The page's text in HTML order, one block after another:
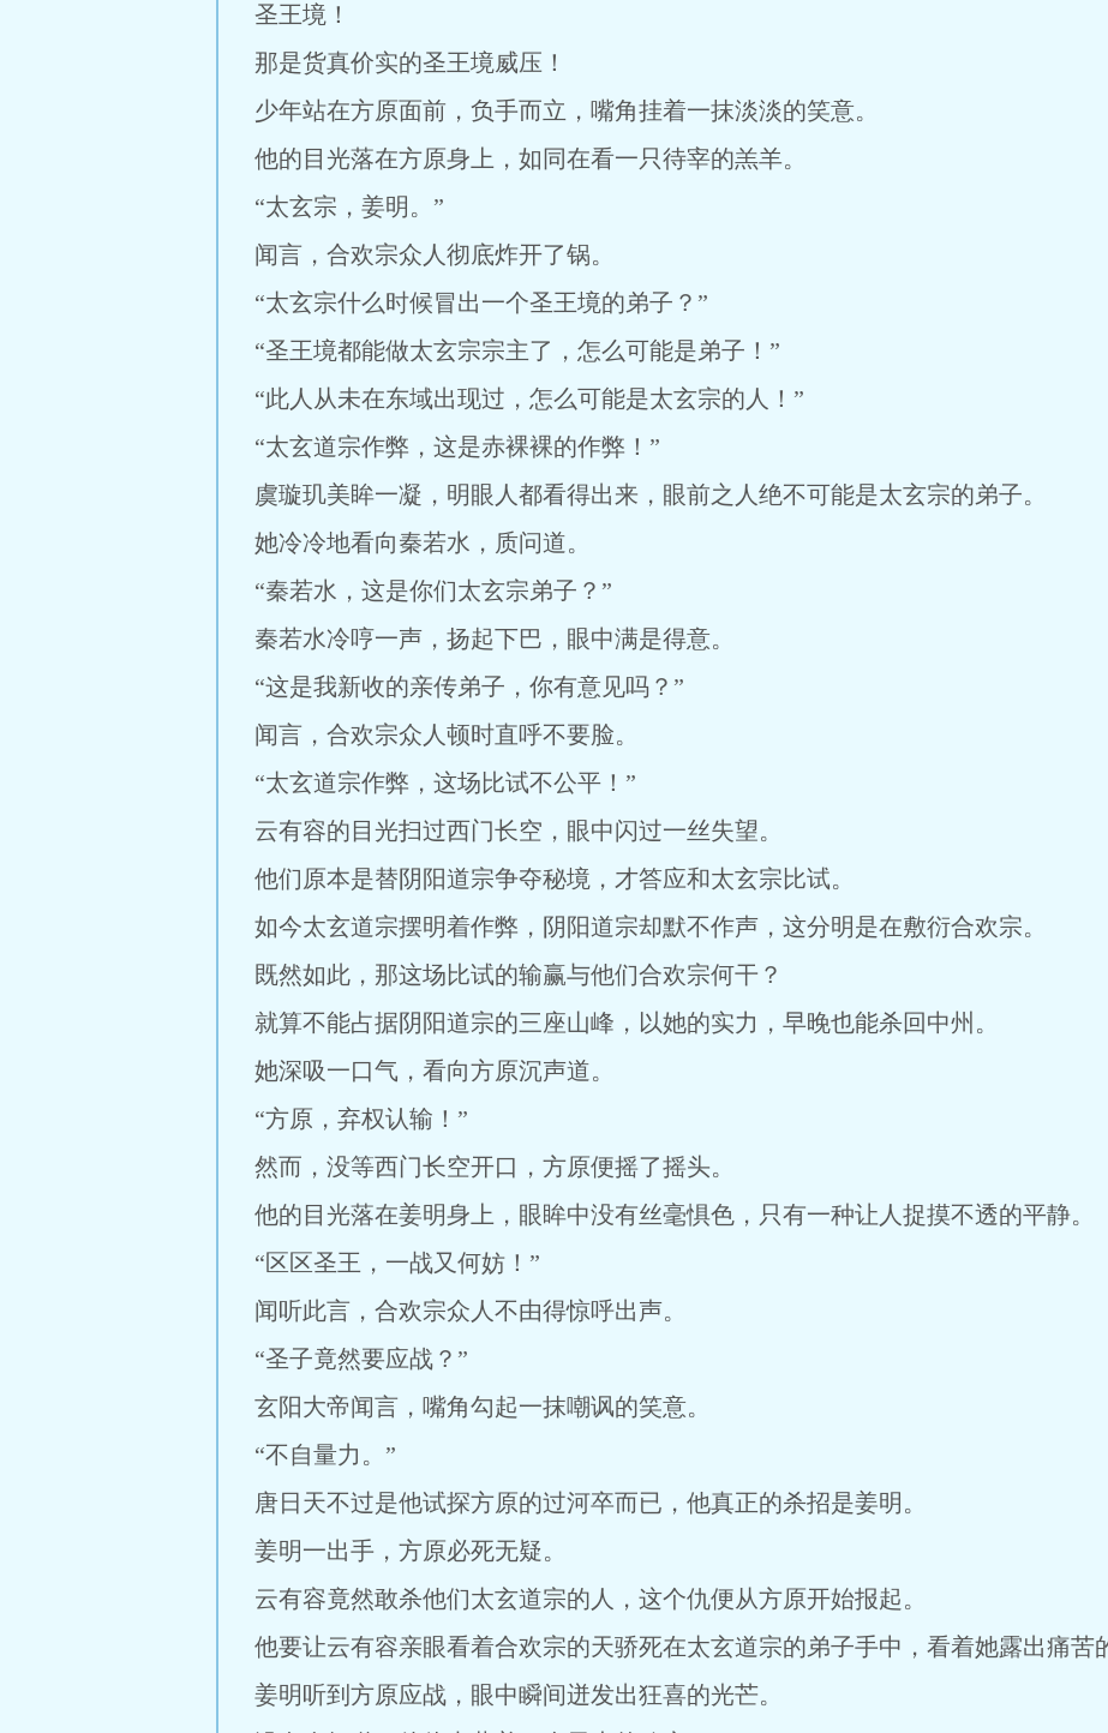
圣王境！
那是货真价实的圣王境威压！
少年站在方原面前，负手而立，嘴角挂着一抹淡淡的笑意。
他的目光落在方原身上，如同在看一只待宰的羔羊。
“太玄宗，姜明。”
闻言，合欢宗众人彻底炸开了锅。
“太玄宗什么时候冒出一个圣王境的弟子？”
“圣王境都能做太玄宗宗主了，怎么可能是弟子！”
“此人从未在东域出现过，怎么可能是太玄宗的人！”
“太玄道宗作弊，这是赤裸裸的作弊！”
虞璇玑美眸一凝，明眼人都看得出来，眼前之人绝不可能是太玄宗的弟子。
她冷冷地看向秦若水，质问道。
“秦若水，这是你们太玄宗弟子？”
秦若水冷哼一声，扬起下巴，眼中满是得意。
“这是我新收的亲传弟子，你有意见吗？”
闻言，合欢宗众人顿时直呼不要脸。
“太玄道宗作弊，这场比试不公平！”
云有容的目光扫过西门长空，眼中闪过一丝失望。
他们原本是替阴阳道宗争夺秘境，才答应和太玄宗比试。
如今太玄道宗摆明着作弊，阴阳道宗却默不作声，这分明是在敷衍合欢宗。
既然如此，那这场比试的输赢与他们合欢宗何干？
就算不能占据阴阳道宗的三座山峰，以她的实力，早晚也能杀回中州。
她深吸一口气，看向方原沉声道。
“方原，弃权认输！”
然而，没等西门长空开口，方原便摇了摇头。
他的目光落在姜明身上，眼眸中没有丝毫惧色，只有一种让人捉摸不透的平静。
“区区圣王，一战又何妨！”
闻听此言，合欢宗众人不由得惊呼出声。
“圣子竟然要应战？”
玄阳大帝闻言，嘴角勾起一抹嘲讽的笑意。
“不自量力。”
唐日天不过是他试探方原的过河卒而已，他真正的杀招是姜明。
姜明一出手，方原必死无疑。
云有容竟然敢杀他们太玄道宗的人，这个仇便从方原开始报起。
他要让云有容亲眼看着合欢宗的天骄死在太玄道宗的弟子手中，看着她露出痛苦
姜明听到方原应战，眼中瞬间迸发出狂喜的光芒。